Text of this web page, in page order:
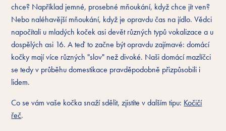
chce? Například jemné, prosebné mňoukání, když chce jít ven?
Nebo naléhavější mňoukání, když je opravdu čas na jídlo. Vědci
napočítali u mladých koček asi devět různých typů vokalizace a u
dospělých asi 16. A teď to začne být opravdu zajímavé: domácí
kočky mají více různých "slov" než divoké. Naši domácí mazlíčci
se tedy v průběhu domestikace pravděpodobně přizpůsobili i
lidem.
Co se vám vaše kočka snaží sdělit, zjistíte v dalším tipu: Kočičí
řeč.